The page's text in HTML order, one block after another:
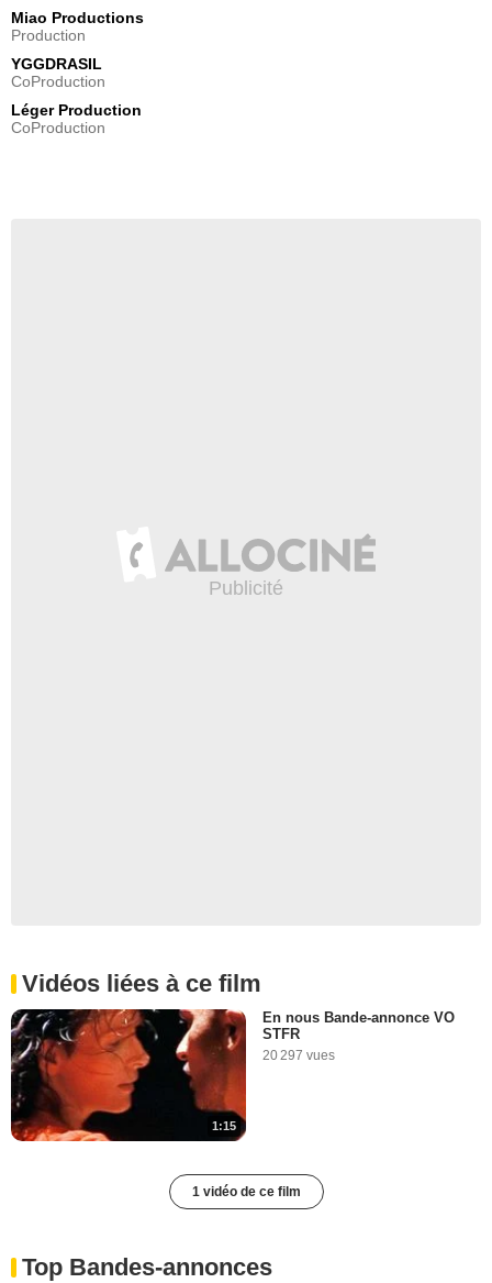
Miao Productions
Production
YGGDRASIL
CoProduction
Léger Production
CoProduction
Vidéos liées à ce film
1:15
En nous Bande-annonce VO
STFR
20 297 vues
1 vidéo de ce film
Top Bandes-annonces